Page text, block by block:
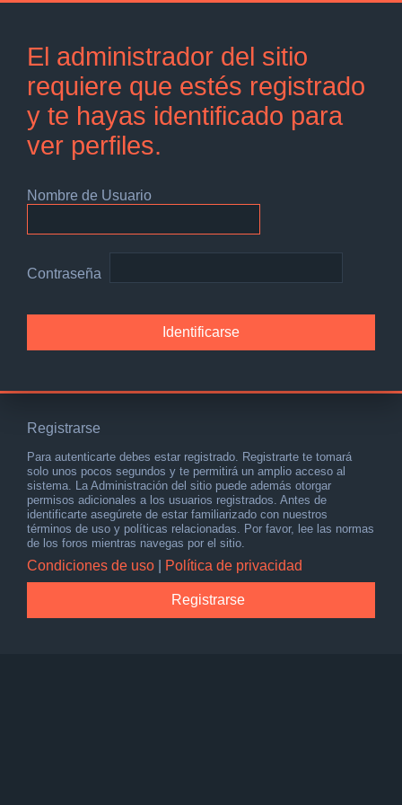
El administrador del sitio
requiere que estés registrado
y te hayas identificado para
ver perfiles.
Nombre de Usuario
Contraseña
Registrarse
Para autenticarte debes estar registrado. Registrarte te tomará
solo unos pocos segundos y te permitirá un amplio acceso al
sistema. La Administración del sitio puede además otorgar
permisos adicionales a los usuarios registrados. Antes de
identificarte asegúrete de estar familiarizado con nuestros
términos de uso y políticas relacionadas. Por favor, lee las normas
de los foros mientras navegas por el sitio.
Condiciones de uso Política de privacidad
Registrarse